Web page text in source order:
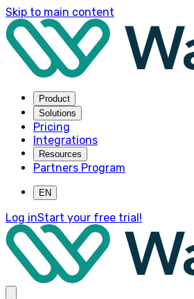
Skip to main content
Product
Solutions
Pricing
Integrations
Resources
Partners Program
EN
Log inStart your free trial!